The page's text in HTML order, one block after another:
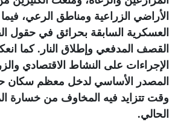
الأراضي الزراعية ومناطق الرعي،
العسكرية السابقة بحرائق في حقول
القصف المدفعي وإطلاق النار. كما
الإجراءات على النشاط الاقتصادي
المصدر الأساسي لدخل معظم سكان
وقت تتزايد فيه المخاوف من خسارة
الحالي.